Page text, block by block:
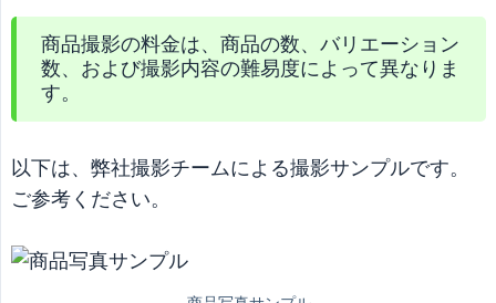
商品撮影の料金は、商品の数、バリエーション
数、および撮影内容の難易度によって異なりま
す。
以下は、弊社撮影チームによる撮影サンプルです。
ご参考ください。